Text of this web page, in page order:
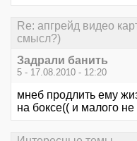
Re: апгрейд видео
смысл?)
Задрали банить
5 - 17.08.2010 - 12:20
мнеб продлить ему
на боксе(( и малого